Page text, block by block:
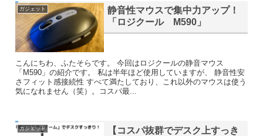
ガジェット
静音性マウスで集中力アップ！
「ロジクール M590」
こんにちわ、ふたそらです。 今回はロジクールの静音マウス
「M590」の紹介です。 私は半年ほど使用していますが、 静音性安
さフィット感接続性 すべて満たしており、これ以外のマウスは使う
気になれません（笑）。コスパ最...
ガジェット
【コスパ抜群でデスク上すっき